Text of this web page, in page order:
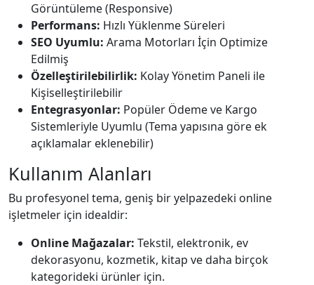
Görüntüleme (Responsive)
Performans: Hızlı Yüklenme Süreleri
SEO Uyumlu: Arama Motorları İçin Optimize
Edilmiş
Özelleştirilebilirlik: Kolay Yönetim Paneli ile
Kişiselleştirilebilir
Entegrasyonlar: Popüler Ödeme ve Kargo
Sistemleriyle Uyumlu (Tema yapısına göre ek
açıklamalar eklenebilir)
Kullanım Alanları
Bu profesyonel tema, geniş bir yelpazedeki online
işletmeler için idealdir:
Online Mağazalar: Tekstil, elektronik, ev
dekorasyonu, kozmetik, kitap ve daha birçok
kategorideki ürünler için.